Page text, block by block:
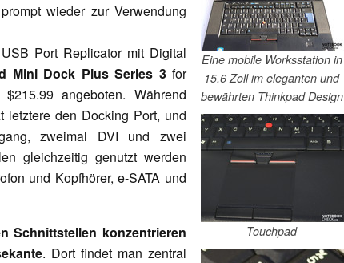
wieder zur Verwendung
Port Replicator mit Digital
Mini Dock Plus Series 3for
angeboten. Während
letztere den Docking Port, und
zweimal DVI und zwei
gleichzeitig genutzt werden
und Kopfhörer, e-SATA und
Schnittstellen konzentrieren
. Dort findet man zentral
Eine mobile Worksstation in
15.6 Zoll im eleganten und
bewährten Thinkpad Design
Touchpad